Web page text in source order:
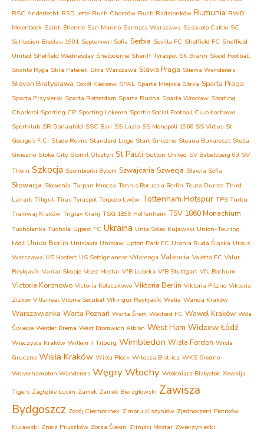
RSC Anderlecht RSD Jette Ruch Chorzów Ruch Radzionków Rumunia RWD
Molenbeek Saint-Étienne San Marino Sarmata Warszawa Sassuolo Calcio SC
Schlesien Breslau 1901 Septemwri Sofia Serbia Sevilla FC Sheffield FC Sheffield
United Sheffield Wednesday Shelbourne Sheriff Tyraspol SK Brann Skeid Football
Skonto Ryga Skra Paterek Skra Warszawa Slavia Praga Sliema Wanderers
Slovan Bratysława Sokół Kleczew SPAL Sparta Miejska Górka Sparta Praga
Sparta Przysiersk Sparta Rotterdam Sparta Rudna Sparta Wrocław Sporting
Charleroi Sporting CP Sporting Lokeren Sportis Social Football Club Łochowo
Sportklub SR Donaufeld SSC Bari SS Lazio SS Monopoli 1966 SS Virtus St.
George's F.C. Stade Reims Standard Liege Start Gniezno Steaua Bukareszt Stella
Gniezno Stoke City Stomil Olsztyn St Pauli Sutton United SV Babelsberg 03 SV
Thorn Szkocja Szombierki Bytom Szwajcaria Szwecja Sławia Sofia
Słowacja Słowenia Tarpan Mrocza Tennis Borussia Berlin Teuta Durres Third
Lanark Tiligul-Tiras Tyraspol Torpedo Lwów Tottenham Hotspur TPS Turku
Tramwaj Kraków Triglav Kranj TSG 1899 Hoffenheim TSV 1860 Monachium
Tucholanka Tuchola Ujpest FC Ukraina Unia Solec Kujawski Union-Touring
Łódź Union Berlin Unislavia Unisław Upton Park FC Urania Ruda Śląska Ursus
Warszawa US Hostert US Settignanese Valarenga Valencia Valetta FC Valur
Reykjavík Vardar Skopje Velez Mostar VfB Lubeka VfB Stuttgart VfL Bochum
Victoria Koronowo Victoria Kołaczkowo Viktoria Berlin Viktoria Pilzno Viktoria
Zizkov Villarreal Vitoria Setubal Víkingur Reykjavík Walia Wanda Kraków
Warszawianka Warta Poznań Warta Śrem Watford FC Wawel Kraków Wda
Świecie Werder Brema West Bromwich Albion West Ham Widzew Łódź
Wieczysta Kraków Willem II Tilburg Wimbledon Wisła Fordon Wisła
Gruczno Wisła Kraków Wisła Płock Witosza Bistrica WKS Grodno
Wolverhampton Wanderers WęgryWłochy Włókniarz Białystok Xewkija
Tigers Zagłębie Lubin Zamek Zamek Bierzgłowski Zawisza
Bydgoszcz Zdrój Ciechocinek Zimbru Kiszyniów Zjednoczeni Piotrków
Kujawski Znicz Pruszków Zorza Ślesin Zrinjski Mostar Zwierzyniecki